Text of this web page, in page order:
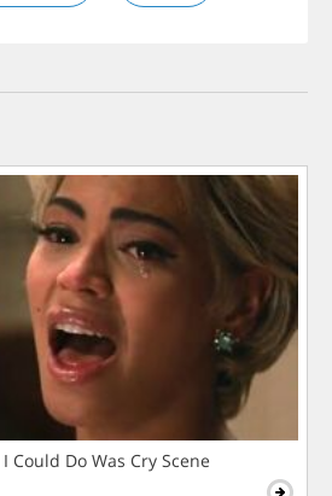
Could Do Was Cry Scene